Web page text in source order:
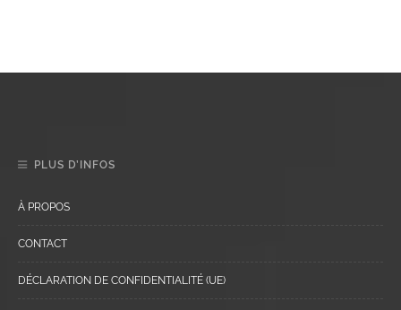
PLUS D’INFOS
À PROPOS
CONTACT
DÉCLARATION DE CONFIDENTIALITÉ (UE)